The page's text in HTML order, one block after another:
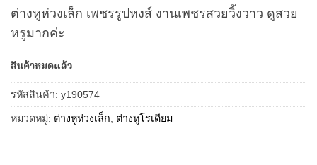
ต่างหูห่วงเล็ก เพชรรูปหงส์ งานเพชรสวยวิ้งวาว ดูสวย
หรูมากค่ะ
สินค้าหมดแล้ว
รหัสสินค้า: y190574
หมวดหมู่: ต่างหูห่วงเล็ก ต่างหูโรเดียม